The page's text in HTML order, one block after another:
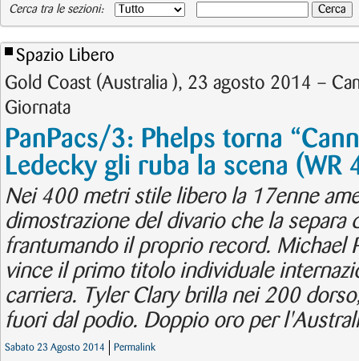
Cerca tra le sezioni:
Spazio Libero
Gold Coast (Australia ), 23 agosto 2014 –
Giornata
PanPacs/3: Phelps torna
Ledecky gli ruba la scena (WR
Nei 400 metri stile libero la 17enne
dimostrazione del divario che la separa
frantumando il proprio record. Michael
vince il primo titolo individuale
carriera. Tyler Clary brilla nei 200
fuori dal podio. Doppio oro per
Sabato 23 Agosto 2014 Permalink